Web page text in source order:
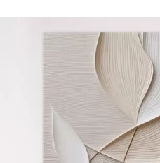
Ekologický materiál